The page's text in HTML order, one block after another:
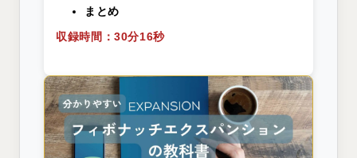
まとめ
収録時間：30分16秒